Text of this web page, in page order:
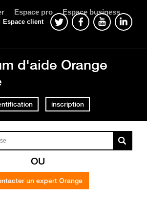
Espace pro Espace business
Espace client
d'aide Orange
inscription
OU
un expert Orange